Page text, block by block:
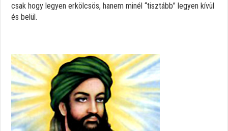
csak hogy legyen erkölcsös, hanem minél “tisztább” legyen kívül
és belül.